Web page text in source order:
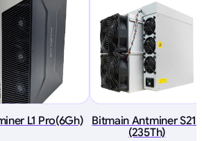
L1 Pro(6Gh)
Bitmain Antminer S21+
(235Th)